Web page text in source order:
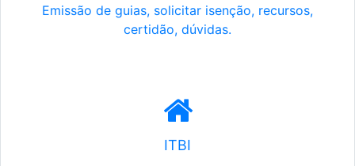
Emissão de guias, solicitar isenção, recursos,
certidão, dúvidas.
ITBI